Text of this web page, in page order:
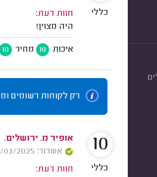
חוות דעת:
היה מצוין!
איכות 10 מחיר 10
כללי
רק לקוחות רשומים
אופיר מ. ירושלים.
אשרור: 24/03/2025
חוות דעת:
10
כללי